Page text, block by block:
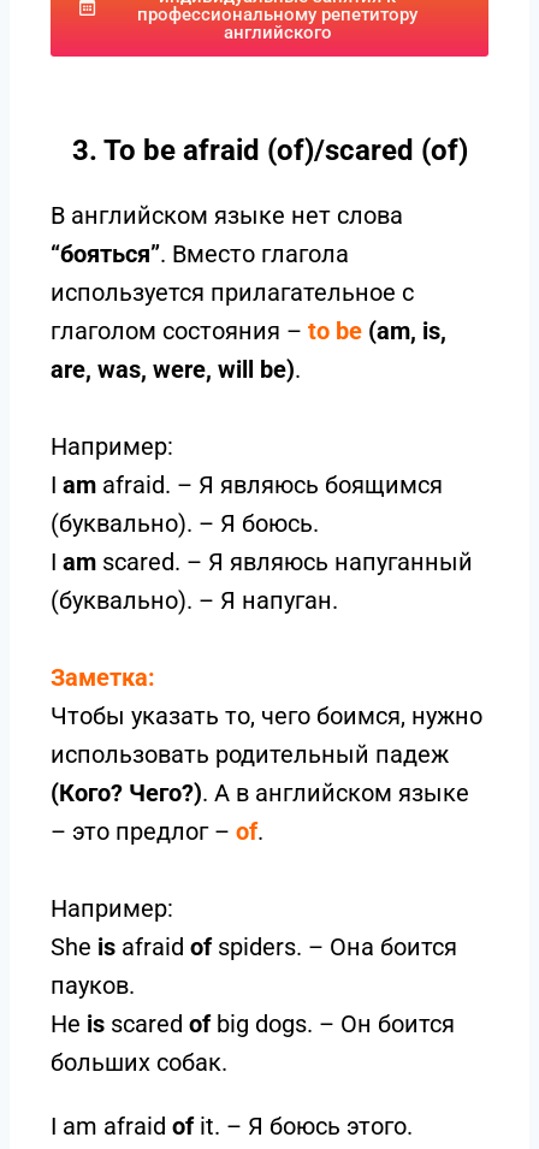
профессиональному репетитору
английского
3. To be afraid (of)/scared (of)
В английском языке нет слова
“бояться”. Вместо глагола
используется прилагательное с
глаголом состояния – to be (am, is,
are, was, were, will be).
Например:
I am afraid. – Я являюсь боящимся
(буквально). – Я боюсь.
I am scared. – Я являюсь напуганный
(буквально). – Я напуган.
Заметка:
Чтобы указать то, чего боимся, нужно
использовать родительный падеж
(Кого? Чего?). А в английском языке
– это предлог – of.
Например:
She is afraid ofspiders. – Она боится
пауков.
He is scared ofbig dogs. – Он боится
больших собак.
I am afraid ofit. – Я боюсь этого.